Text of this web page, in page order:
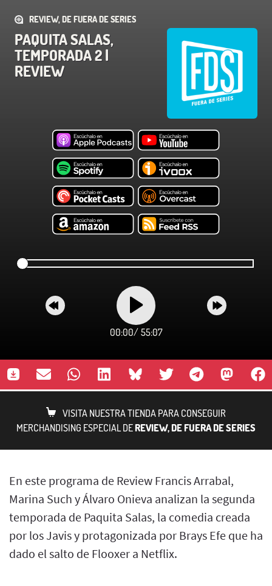
REVIEW, DE FUERA DE SERIES
PAQUITA SALAS,
TEMPORADA 2 |
REVIEW
00:00/ 55:07
VISITA NUESTRA TIENDA PARA CONSEGUIR
MERCHANDISING ESPECIAL DEREVIEW, DE FUERA DE SERIES
En este programa de Review Francis Arrabal,
Marina Such y Álvaro Onieva analizan la segunda
temporada de Paquita Salas, la comedia creada
por los Javis y protagonizada por Brays Efe que ha
dado el salto de Flooxer a Netflix.